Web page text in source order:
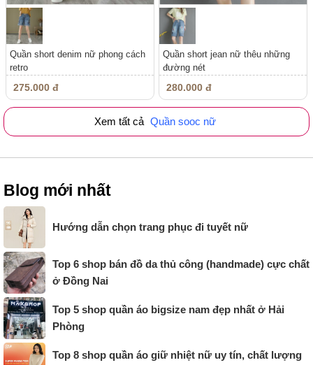
Quần short denim nữ phong cách
retro
275.000 đ
Quần short jean nữ thêu những
đường nét
280.000 đ
Xem tất cả Quần sooc nữ
Blog mới nhất
Hướng dẫn chọn trang phục đi tuyết nữ
Top 6 shop bán đồ da thủ công (handmade) cực chất
ở Đồng Nai
Top 5 shop quần áo bigsize nam đẹp nhất ở Hải
Phòng
Top 8 shop quần áo giữ nhiệt nữ uy tín, chất lượng